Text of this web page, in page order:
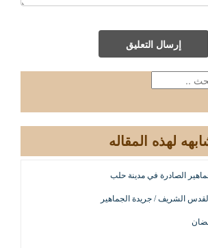
إرسال التعليق
لهذه المقاله
الصادرة في مدينة حلب
الشريف / جريدة الجماهير